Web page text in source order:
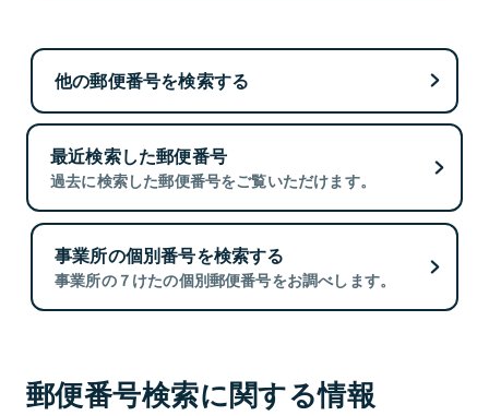
他の郵便番号を検索する
最近検索した郵便番号
過去に検索した郵便番号をご覧いただけます。
事業所の個別番号を検索する
事業所の７けたの個別郵便番号をお調べします。
郵便番号検索に関する情報